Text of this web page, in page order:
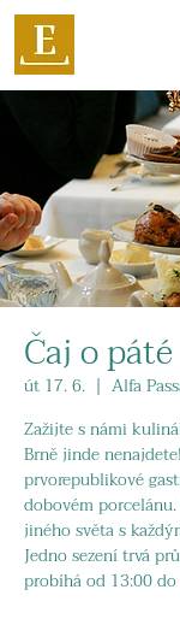
Čaj o páté
út 17. 6.
  |
Alfa
Zažijte s námi
Brně jinde
prvorepublikové
dobovém
jiného světa s
Jedno sezení trvá
probíhá od 13:00